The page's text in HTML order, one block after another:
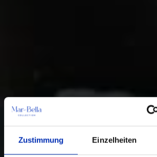
Zustimmung Einzelheiten